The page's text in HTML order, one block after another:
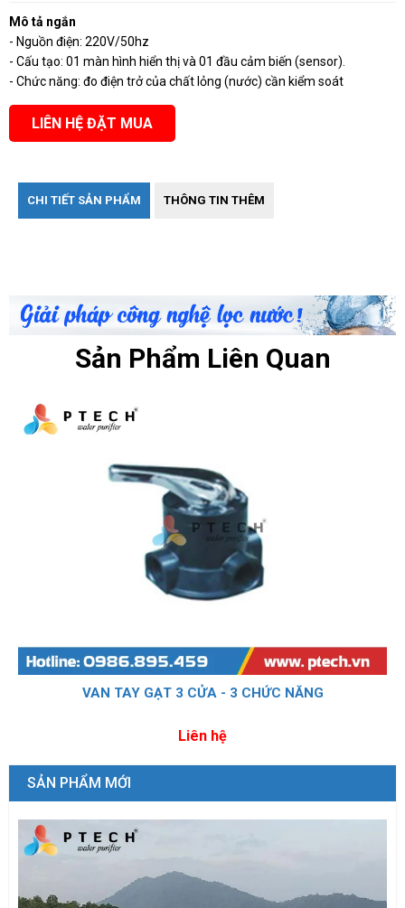
Mô tả ngắn
- Nguồn điện: 220V/50hz
- Cấu tạo: 01 màn hình hiển thị và 01 đầu cảm biến (sensor).
- Chức năng: đo điện trở của chất lỏng (nước) cần kiểm soát
LIÊN HỆ ĐẶT MUA
CHI TIẾT SẢN PHẨM THÔNG TIN THÊM
Sản Phẩm Liên Quan
VAN TAY GẠT 3 CỬA - 3 CHỨC NĂNG
Liên hệ
SẢN PHẨM MỚI